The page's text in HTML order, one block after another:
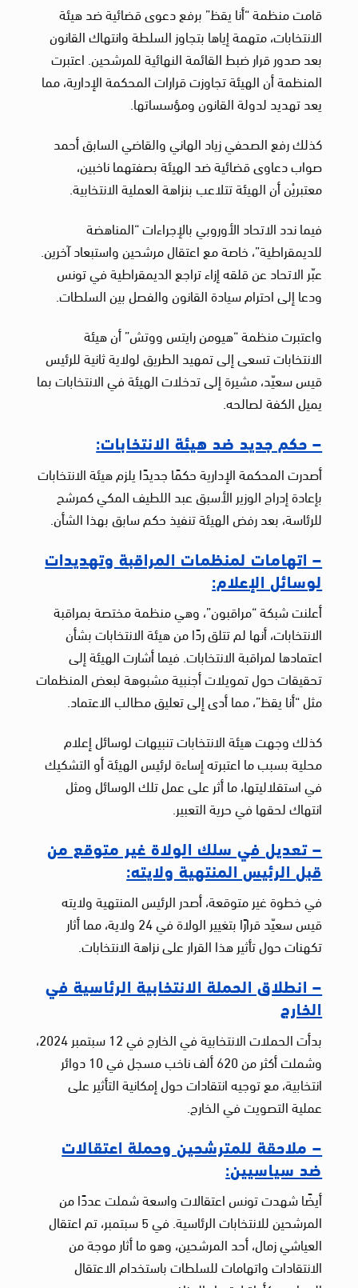
قامت منظمة “أنا يقظ” برفع دعوى قضائية ضد هيئة
الانتخابات، متهمة إياها بتجاوز السلطة وانتهاك القانون
بعد صدور قرار ضبط القائمة النهائية للمرشحين. اعتبرت
المنظمة أن الهيئة تجاوزت قرارات المحكمة الإدارية، مما
يعد تهديد لدولة القانون ومؤسساتها.
كذلك رفع الصحفي زياد الهاني والقاضي السابق أحمد
صواب دعاوى قضائية ضد الهيئة بصفتهما ناخبين،
معتبريْن أن الهيئة تتلاعب بنزاهة العملية الانتخابية.
فيما ندد الاتحاد الأوروبي بالإجراءات “المناهضة
للديمقراطية”، خاصة مع اعتقال مرشحين واستبعاد آخرين.
عبّر الاتحاد عن قلقه إزاء تراجع الديمقراطية في تونس
ودعا إلى احترام سيادة القانون والفصل بين السلطات.
واعتبرت منظمة “هيومن رايتس ووتش” أن هيئة
الانتخابات تسعى إلى تمهيد الطريق لولاية ثانية للرئيس
قيس سعيّد، مشيرة إلى تدخلات الهيئة في الانتخابات بما
يميل الكفة لصالحه.
– حكم جديد ضد هيئة الانتخابات:
أصدرت المحكمة الإدارية حكمًا جديدًا يلزم هيئة الانتخابات
بإعادة إدراج الوزير الأسبق عبد اللطيف المكي كمرشح
للرئاسة، بعد رفض الهيئة تنفيذ حكم سابق بهذا الشأن.
– اتهامات لمنظمات المراقبة وتهديدات
لوسائل الإعلام:
أعلنت شبكة “مراقبون”، وهي منظمة مختصة بمراقبة
الانتخابات، أنها لم تتلق ردًا من هيئة الانتخابات بشأن
اعتمادها لمراقبة الانتخابات. فيما أشارت الهيئة إلى
تحقيقات حول تمويلات أجنبية مشبوهة لبعض المنظمات
مثل “أنا يقظ”، مما أدى إلى تعليق مطالب الاعتماد.
كذلك وجهت هيئة الانتخابات تنبيهات لوسائل إعلام
محلية بسبب ما اعتبرته إساءة لرئيس الهيئة أو التشكيك
في استقلاليتها، ما أثر على عمل تلك الوسائل ومثل
انتهاك لحقها في حرية التعبير.
– تعديل في سلك الولاة غير متوقع من
قبل الرئيس المنتهية ولايته:
في خطوة غير متوقعة، أصدر الرئيس المنتهية ولايته
قيس سعيّد قرارًا بتغيير الولاة في 24 ولاية، مما أثار
تكهنات حول تأثير هذا القرار على نزاهة الانتخابات.
– انطلاق الحملة الانتخابية الرئاسية في
الخارج
بدأت الحملات الانتخابية في الخارج في 12 سبتمبر 2024،
وشملت أكثر من 620 ألف ناخب مسجل في 10 دوائر
انتخابية، مع توجيه انتقادات حول إمكانية التأثير على
عملية التصويت في الخارج.
– ملاحقة للمترشحين وحملة اعتقالات
ضد سياسيين:
أيضًا شهدت تونس اعتقالات واسعة شملت عددًا من
المرشحين للانتخابات الرئاسية. في 5 سبتمبر، تم اعتقال
العياشي زمال، أحد المرشحين، وهو ما أثار موجة من
الانتقادات واتهامات للسلطات باستخدام الاعتقال